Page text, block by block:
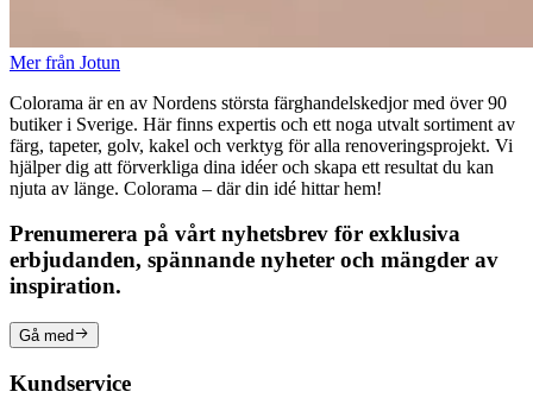
Mer från Jotun
Colorama är en av Nordens största färghandelskedjor med över 90
butiker i Sverige. Här finns expertis och ett noga utvalt sortiment av
färg, tapeter, golv, kakel och verktyg för alla renoveringsprojekt. Vi
hjälper dig att förverkliga dina idéer och skapa ett resultat du kan
njuta av länge. Colorama – där din idé hittar hem!
Prenumerera på vårt nyhetsbrev för exklusiva
erbjudanden, spännande nyheter och mängder av
inspiration.
Gå med
Kundservice